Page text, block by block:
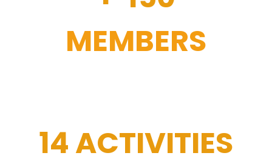
MEMBERS
14 ACTIVITIES